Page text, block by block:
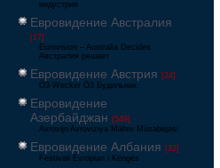
индустрия
Евровидение Австралия
[17]
Eurovision – Australia Decides
Австралия решает
Евровидение Австрия [24]
Ö3-Wecker Ö3 Будильник
Евровидение
Азербайджан [549]
Avrovijn Avroviziya Mahnı Müsabiqəsi
Евровидение Албания [32]
Festivali Evropian i Këngës